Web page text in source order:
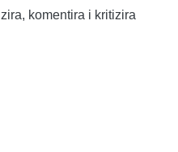
komentira i kritizira